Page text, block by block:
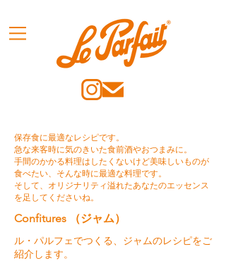
保存食に最適なレシピです。
急な来客時に気のきいた食前酒やおつまみに。
手間のかかる料理はしたくないけど美味しいものが
食べたい、そんな時に最適な料理です。
そして、オリジナリティ溢れたあなたのエッセンス
を足してくださいね。
Confitures （ジャム）
ル・パルフェでつくる、ジャムのレシピをご
紹介します。